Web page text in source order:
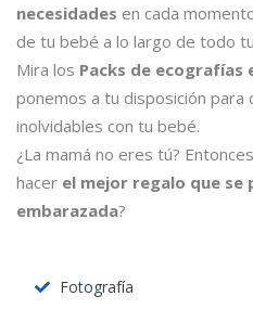
necesidades en cada
de tu bebé a lo largo de todo
Mira los Packs de ecografías
ponemos a tu disposición para
inolvidables con tu bebé.
¿La mamá no eres tú?
hacer el mejor regalo que se
embarazada?
Fotografía